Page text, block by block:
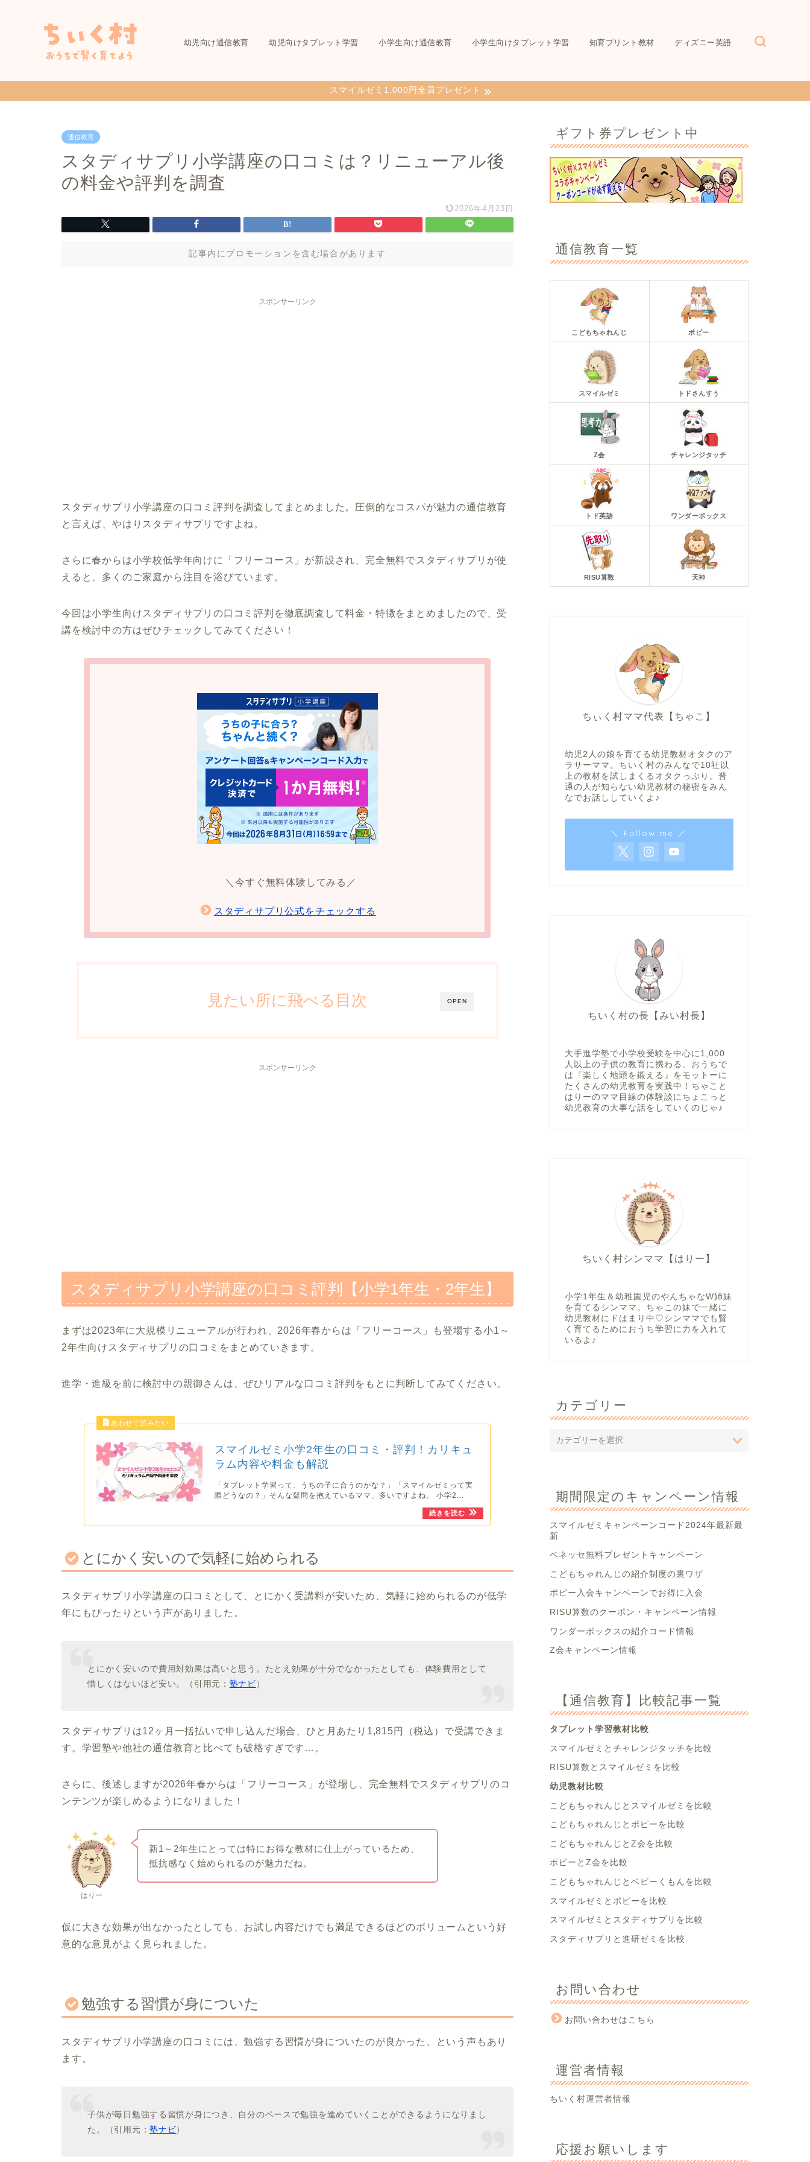
幼児向け通信教育 幼児向けタブレット学習 小学生向け通信教育 小学生向けタブレット学習 知育プリント教材 ディズニー英語
スマイルゼミ1,000円全員プレゼント
通信教育
スタディサプリ小学講座の口コミは？リニューアル後
の料金や評判を調査
2026年4月23日
記事内にプロモーションを含む場合があります
スポンサーリンク
スタディサプリ小学講座の口コミ評判を調査してまとめました。圧倒的なコスパが魅力の通信教育
と言えば、やはりスタディサプリですよね。
さらに春からは小学校低学年向けに「フリーコース」が新設され、完全無料でスタディサプリが使
えると、多くのご家庭から注目を浴びています。
今回は小学生向けスタディサプリの口コミ評判を徹底調査して料金・特徴をまとめましたので、受
講を検討中の方はぜひチェックしてみてください！
＼今すぐ無料体験してみる／
スタディサプリ公式をチェックする
OPEN
見たい所に飛べる目次
スポンサーリンク
スタディサプリ小学講座の口コミ評判【小学1年生・2年生】
まずは2023年に大規模リニューアルが行われ、2026年春からは「フリーコース」も登場する小1～
2年生向けスタディサプリの口コミをまとめていきます。
進学・進級を前に検討中の親御さんは、ぜひリアルな口コミ評判をもとに判断してみてください。
スマイルゼミ小学2年生の口コミ・評判！カリキュ
ラム内容や料金も解説
「タブレット学習って、うちの子に合うのかな？」「スマイルゼミって実
際どうなの？」そんな疑問を抱えているママ、多いですよね。 小学2...
とにかく安いので気軽に始められる
スタディサプリ小学講座の口コミとして、とにかく受講料が安いため、気軽に始められるのが低学
年にもぴったりという声がありました。
とにかく安いので費用対効果は高いと思う。たとえ効果が十分でなかったとしても、体験費用として
惜しくはないほど安い。（引用元： 塾ナビ）
スタディサプリは12ヶ月一括払いで申し込んだ場合、ひと月あたり1,815円（税込）で受講できま
す。学習塾や他社の通信教育と比べても破格すぎです…。
さらに、後述しますが2026年春からは「フリーコース」が登場し、完全無料でスタディサプリのコ
ンテンツが楽しめるようになりました！
はりー
新1～2年生にとっては特にお得な教材に仕上がっているため、
抵抗感なく始められるのが魅力だね。
仮に大きな効果が出なかったとしても、お試し内容だけでも満足できるほどのボリュームという好
意的な意見がよく見られました。
勉強する習慣が身についた
スタディサプリ小学講座の口コミには、勉強する習慣が身についたのが良かった、という声もあり
ます。
子供が毎日勉強する習慣が身につき、自分のペースで勉強を進めていくことができるようになりまし
た。（引用元：塾ナビ）
ギフト券プレゼント中
通信教育一覧
こどもちゃれんじ ポピー
スマイルゼミ トドさんすう
Z会 チャレンジタッチ
トド英語 ワンダーボックス
RISU算数 天神
ちぃく村ママ代表【ちゃこ】
幼児2人の娘を育てる幼児教材オタクのア
ラサーママ。ちいく村のみんなで10社以
上の教材を試しまくるオタクっぷり。普
通の人が知らない幼児教材の秘密をみん
なでお話ししていくよ♪
＼ Follow me ／
ちいく村の長【みい村長】
大手進学塾で小学校受験を中心に1,000
人以上の子供の教育に携わる。おうちで
は『楽しく地頭を鍛える』をモットーに
たくさんの幼児教育を実践中！ちゃこと
はりーのママ目線の体験談にちょこっと
幼児教育の大事な話をしていくのじゃ♪
ちいく村シンママ【はりー】
小学1年生＆幼稚園児のやんちゃなW姉妹
を育てるシンママ。ちゃこの妹で一緒に
幼児教材にドはまり中♡シンママでも賢
く育てるためにおうち学習に力を入れて
いるよ♪
カテゴリー
期間限定のキャンペーン情報
スマイルゼミキャンペーンコード2024年最新最
新
ベネッセ無料プレゼントキャンペーン
こどもちゃれんじの紹介制度の裏ワザ
ポピー入会キャンペーンでお得に入会
RISU算数のクーポン・キャンペーン情報
ワンダーボックスの紹介コード情報
Z会キャンペーン情報
【通信教育】比較記事一覧
タブレット学習教材比較
スマイルゼミとチャレンジタッチを比較
RISU算数とスマイルゼミを比較
幼児教材比較
こどもちゃれんじとスマイルゼミを比較
こどもちゃれんじとポピーを比較
こどもちゃれんじとZ会を比較
ポピーとZ会を比較
こどもちゃれんじとベビーくもんを比較
スマイルゼミとポピーを比較
スマイルゼミとスタディサプリを比較
スタディサプリと進研ゼミを比較
お問い合わせ
お問い合わせはこちら
運営者情報
ちいく村運営者情報
応援お願いします